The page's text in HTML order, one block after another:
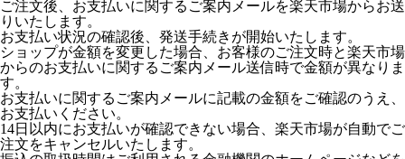
ご注文後、お支払いに関するご案内メールを楽天市場からお送
りいたします。
お支払い状況の確認後、発送手続きが開始いたします。
ショップが金額を変更した場合、お客様のご注文時と楽天市場
からのお支払いに関するご案内メール送信時で金額が異なりま
す。
お支払いに関するご案内メールに記載の金額をご確認のうえ、
お支払いください。
14日以内にお支払いが確認できない場合、楽天市場が自動でご
注文をキャンセルいたします。